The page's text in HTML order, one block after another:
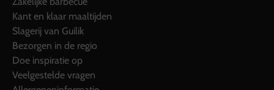
Kant en klaar maaltijden
Slagerij van Guilik
Bezorgen in de regio
Doe inspiratie op
Veelgestelde vragen